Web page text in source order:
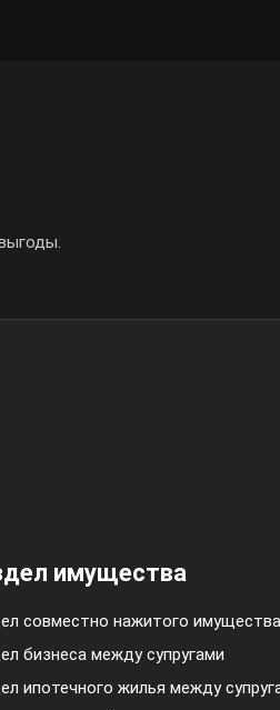
имущества
совместно нажитого имущества
бизнеса между супругами
ипотечного жилья между